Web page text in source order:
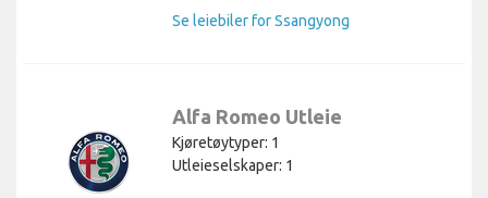
Se leiebiler for Ssangyong
Alfa Romeo Utleie
Kjøretøytyper: 1
Utleieselskaper: 1